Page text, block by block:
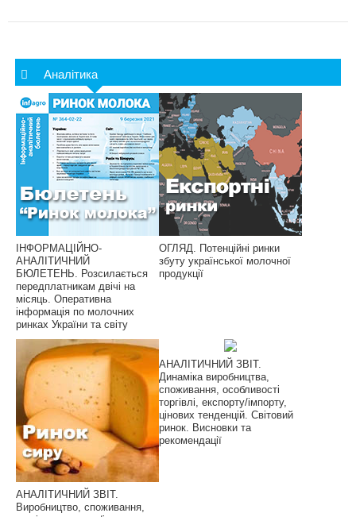
Аналітика
ІНФОРМАЦІЙНО-
АНАЛІТИЧНИЙ
БЮЛЕТЕНЬ. Розсилається
передплатникам двічі на
місяць. Оперативна
інформація по молочних
ринках України та світу
ОГЛЯД. Потенційні ринки
збуту української молочної
продукції
АНАЛІТИЧНИЙ ЗВІТ.
Виробництво, споживання,
АНАЛІТИЧНИЙ ЗВІТ.
Динаміка виробництва,
споживання, особливості
торгівлі, експорту/імпорту,
цінових тенденцій. Світовий
ринок. Висновки та
рекомендації